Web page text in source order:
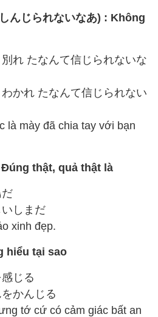
んじられないなあ) : Không
れ たなんて信じられないな
かれ たなんて信じられない
là mày đã chia tay với bạn
Đúng thật, quả thật là
しまだ
xinh đẹp.
hiểu tại sao
じる
かんじる
tớ cứ có cảm giác bất an